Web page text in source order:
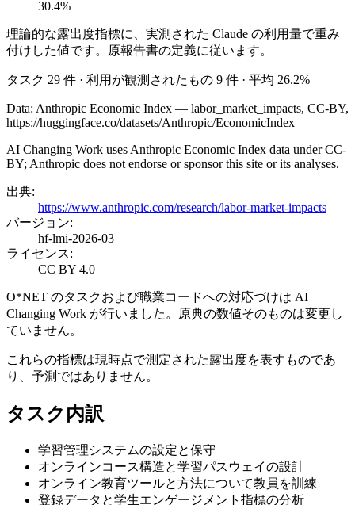
30.4%
理論的な露出度指標に、実測された Claude の利用量で重み
付けした値です。原報告書の定義に従います。
タスク 29 件 · 利用が観測されたもの 9 件 · 平均 26.2%
Data: Anthropic Economic Index — labor_market_impacts, CC-BY,
https://huggingface.co/datasets/Anthropic/EconomicIndex
AI Changing Work uses Anthropic Economic Index data under CC-
BY; Anthropic does not endorse or sponsor this site or its analyses.
出典:
https://www.anthropic.com/research/labor-market-impacts
バージョン:
hf-lmi-2026-03
ライセンス:
CC BY 4.0
O*NET のタスクおよび職業コードへの対応づけは AI
Changing Work が行いました。原典の数値そのものは変更し
ていません。
これらの指標は現時点で測定された露出度を表すものであ
り、予測ではありません。
タスク内訳
学習管理システムの設定と保守
オンラインコース構造と学習パスウェイの設計
オンライン教育ツールと方法について教員を訓練
登録データと学生エンゲージメント指標の分析